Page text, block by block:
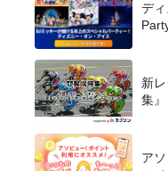
デ
新
集』
ア